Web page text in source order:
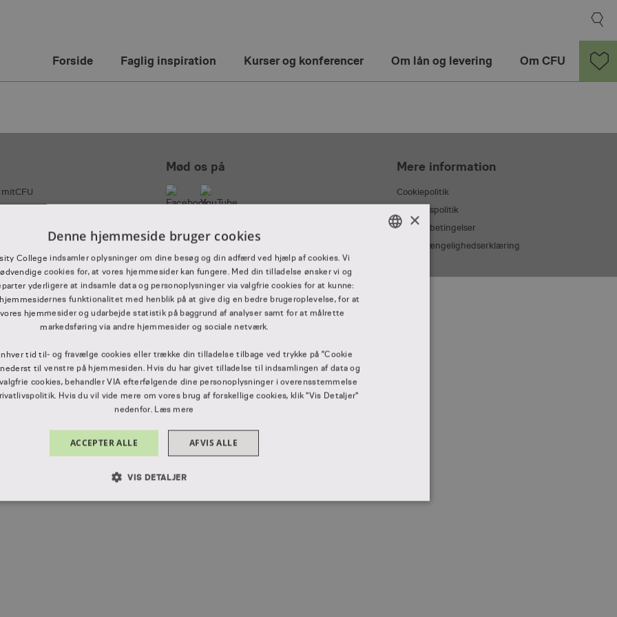
Forside Faglig inspiration Kurser og konferencer Om lån og levering Om CFU
Mød os på Mere information
Cookiepolitik
Privatlivspolitik
Handelsbetingelser
Webtilgængelighedserklæring
×
Denne hjemmeside bruger cookies
College indsamler oplysninger om dine besøg og din adfærd ved hjælp af cookies. Vi
cookies for, at vores hjemmesider kan fungere. Med din tilladelse ønsker vi og
yderligere at indsamle data og personoplysninger via valgfrie cookies for at kunne:
funktionalitet med henblik på at give dig en bedre brugeroplevelse, for at
hjemmesider og udarbejde statistik på baggrund af analyser samt for at målrette
markedsføring via andre hjemmesider og sociale netværk.
tid til- og fravælge cookies eller trække din tilladelse tilbage ved trykke på ”Cookie
til venstre på hjemmesiden. Hvis du har givet tilladelse til indsamlingen af data og
cookies, behandler VIA efterfølgende dine personoplysninger i overensstemmelse
Hvis du vil vide mere om vores brug af forskellige cookies, klik "Vis Detaljer"
nedenfor. Læs mere
ACCEPTER ALLE AFVIS ALLE
VIS DETALJER
NØDVENDIGE YDEEVNE MÅLRETNING FUNKTIONALITET